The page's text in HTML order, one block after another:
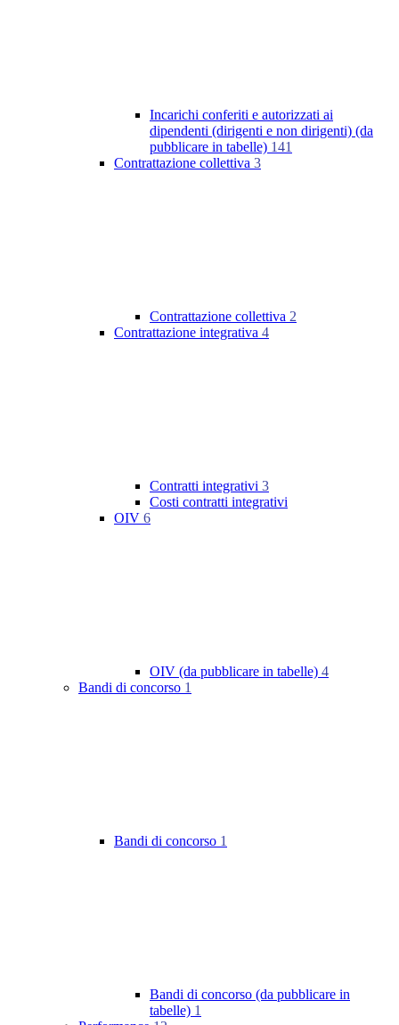
Incarichi conferiti e autorizzati ai
dipendenti (dirigenti e non dirigenti) (da
pubblicare in tabelle) 141
Contrattazione collettiva 3
Contrattazione collettiva 2
Contrattazione integrativa 4
Contratti integrativi 3
Costi contratti integrativi
OIV 6
OIV (da pubblicare in tabelle) 4
Bandi di concorso 1
Bandi di concorso 1
Bandi di concorso (da pubblicare in
tabelle) 1